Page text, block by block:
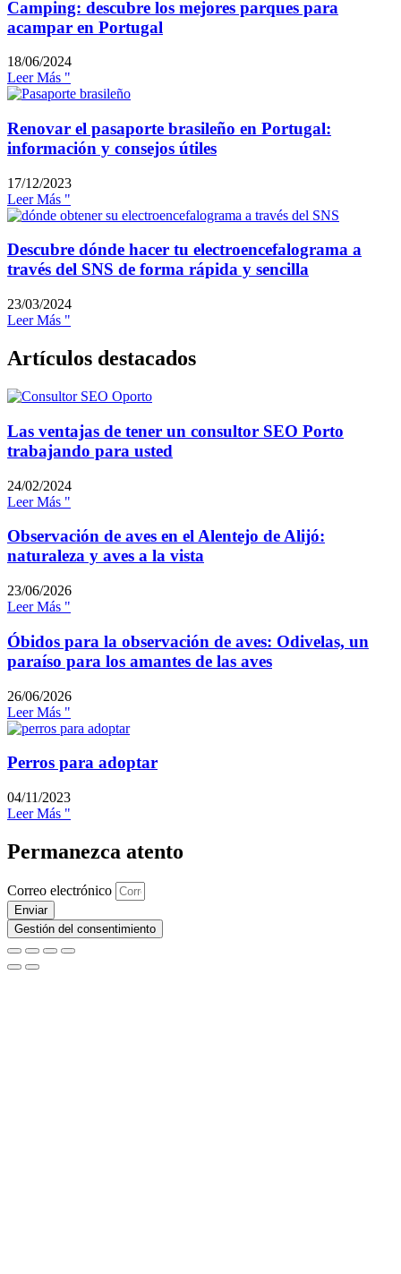
Camping: descubre los mejores parques para
acampar en Portugal
18/06/2024
Leer Más "
Renovar el pasaporte brasileño en Portugal:
información y consejos útiles
17/12/2023
Leer Más "
Descubre dónde hacer tu electroencefalograma a
través del SNS de forma rápida y sencilla
23/03/2024
Leer Más "
Artículos destacados
Las ventajas de tener un consultor SEO Porto
trabajando para usted
24/02/2024
Leer Más "
Observación de aves en el Alentejo de Alijó:
naturaleza y aves a la vista
23/06/2026
Leer Más "
Óbidos para la observación de aves: Odivelas, un
paraíso para los amantes de las aves
26/06/2026
Leer Más "
Perros para adoptar
04/11/2023
Leer Más "
Permanezca atento
Correo electrónico
Enviar
Gestión del consentimiento